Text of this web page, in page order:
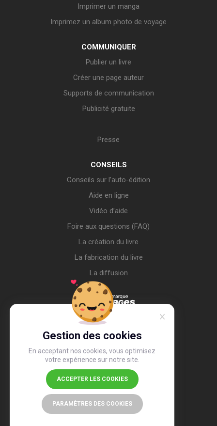
Gestion des cookies
En acceptant nos cookies, vous optimisez
votre expérience sur notre site.
ACCEPTER LES COOKIES
PARAMÈTRES DES COOKIES
Imprimer un manga
Imprimez un album photo de voyage
COMMUNIQUER
Publier un livre
Créer une page auteur
Supports de communication
Publicité gratuite
Presse
CONSEILS
Conseils sur l’auto-édition
Aide en ligne
Vidéo d’aide
Foire aux questions (FAQ)
La création du livre
La fabrication du livre
La diffusion
4,4